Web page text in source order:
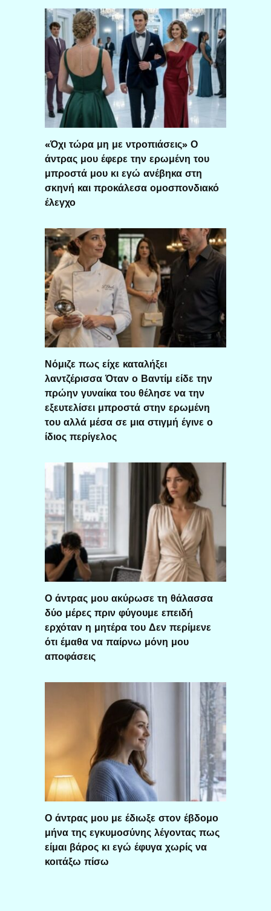
«Όχι τώρα μη με ντροπιάσεις» Ο
άντρας μου έφερε την ερωμένη του
μπροστά μου κι εγώ ανέβηκα στη
σκηνή και προκάλεσα ομοσπονδιακό
έλεγχο
Νόμιζε πως είχε καταλήξει
λαντζέρισσα Όταν ο Βαντίμ είδε την
πρώην γυναίκα του θέλησε να την
εξευτελίσει μπροστά στην ερωμένη
του αλλά μέσα σε μια στιγμή έγινε ο
ίδιος περίγελος
Ο άντρας μου ακύρωσε τη θάλασσα
δύο μέρες πριν φύγουμε επειδή
ερχόταν η μητέρα του Δεν περίμενε
ότι έμαθα να παίρνω μόνη μου
αποφάσεις
Ο άντρας μου με έδιωξε στον έβδομο
μήνα της εγκυμοσύνης λέγοντας πως
είμαι βάρος κι εγώ έφυγα χωρίς να
κοιτάξω πίσω